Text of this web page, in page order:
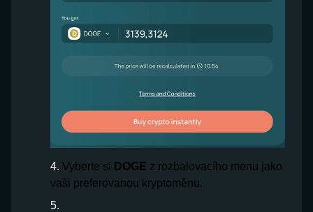
Vyberte si DOGE z rozbalovacího menu jako
vaši preferovanou kryptoměnu.